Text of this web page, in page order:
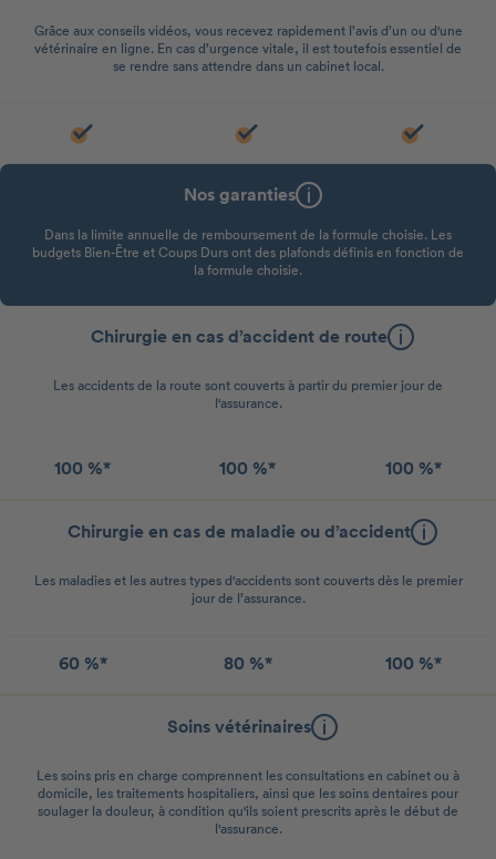
Grâce aux conseils vidéos, vous recevez rapidement l’avis d’un ou d'une
vétérinaire en ligne. En cas d’urgence vitale, il est toutefois essentiel de
se rendre sans attendre dans un cabinet local.
Nos garanties
Dans la limite annuelle de remboursement de la formule choisie. Les
budgets Bien-Être et Coups Durs ont des plafonds définis en fonction de
la formule choisie.
Chirurgie en cas d’accident de route
Les accidents de la route sont couverts à partir du premier jour de
l'assurance.
100 %* 100 %* 100 %*
Chirurgie en cas de maladie ou d’accident
Les maladies et les autres types d'accidents sont couverts dès le premier
jour de l’assurance.
60 %* 80 %* 100 %*
Soins vétérinaires
Les soins pris en charge comprennent les consultations en cabinet ou à
domicile, les traitements hospitaliers, ainsi que les soins dentaires pour
soulager la douleur, à condition qu'ils soient prescrits après le début de
l'assurance.